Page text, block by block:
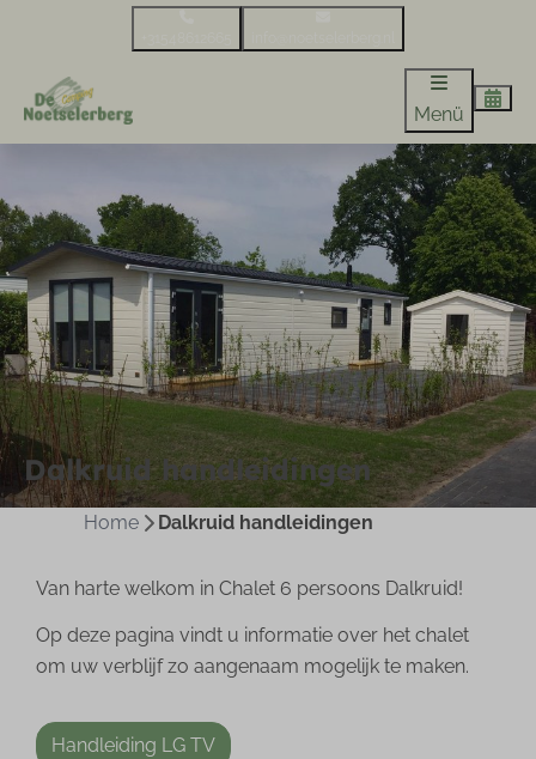
Menü
Dalkruid handleidingen
Home Dalkruid handleidingen
Van harte welkom in Chalet 6 persoons Dalkruid!
Op deze pagina vindt u informatie over het chalet
om uw verblijf zo aangenaam mogelijk te maken.
Handleiding LG TV